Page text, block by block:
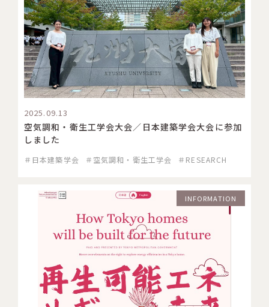
2025.09.13
空気調和・衛生工学会大会／日本建築学会大会に参加
しました
＃日本建築学会 ＃空気調和・衛生工学会 ＃RESEARCH
INFORMATION